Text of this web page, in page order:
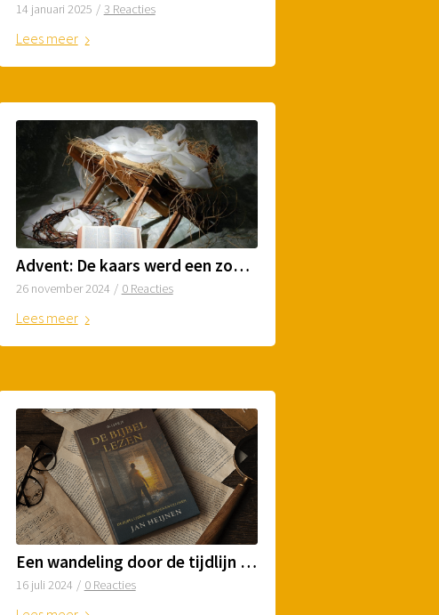
14 januari 2025 / 3 Reacties
Lees meer
Advent: De kaars werd een zonsopgang
26 november 2024 / 0 Reacties
Lees meer
Een wandeling door de tijdlijn van de Bijbel
16 juli 2024 / 0 Reacties